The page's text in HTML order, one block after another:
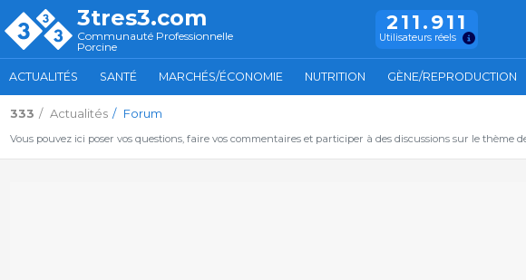
3tres3.com
Communauté Professionnelle
Porcine
211.911
Utilisateurs réels
ACTUALITÉS SANTÉ MARCHÉS/ÉCONOMIE NUTRITION GÈNE/REPRODUCTION
333 Actualités Forum
Vous pouvez ici poser vos questions, faire vos commentaires et participer à des discussions sur le thème